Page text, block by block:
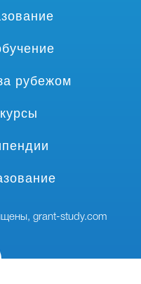
рубежом
grant-study.com